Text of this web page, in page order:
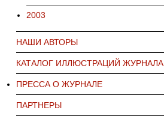
2003
НАШИ АВТОРЫ
КАТАЛОГ ИЛЛЮСТРАЦИЙ ЖУРНАЛА
ПРЕССА О ЖУРНАЛЕ
ПАРТНЕРЫ